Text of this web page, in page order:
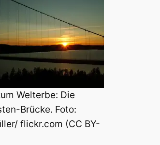
Welterbe: Die
Brücke. Foto:
flickr.com (CC BY-